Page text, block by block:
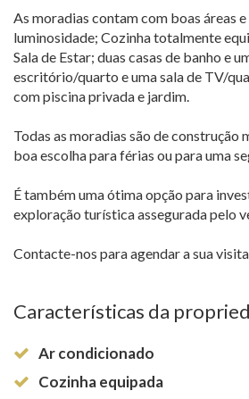
As moradias contam com boas áreas
luminosidade; Cozinha totalmente
Sala de Estar; duas casas de banho e
escritório/quarto e uma sala de TV/
com piscina privada e jardim.
Todas as moradias são de construção
boa escolha para férias ou para uma
É também uma ótima opção para
exploração turística assegurada pelo
Contacte-nos para agendar a sua
Características da
Ar condicionado
Cozinha equipada